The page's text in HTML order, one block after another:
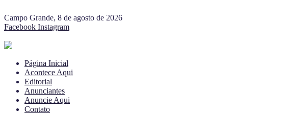
Campo Grande, 8 de agosto de 2026
Facebook Instagram
Página Inicial
Acontece Aqui
Editorial
Anunciantes
Anuncie Aqui
Contato